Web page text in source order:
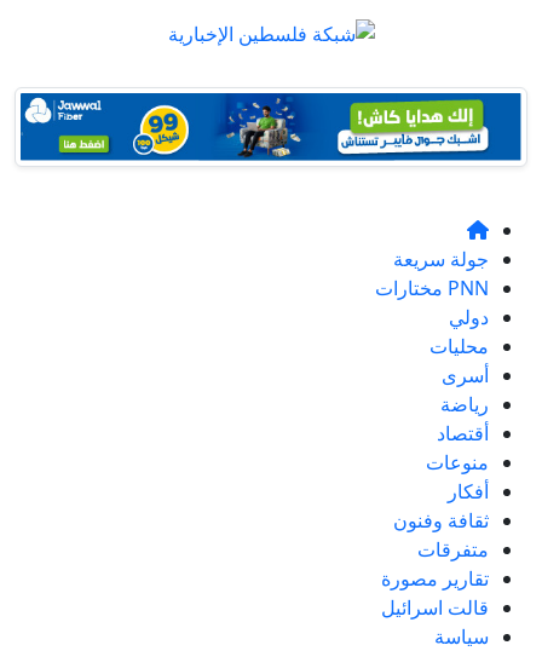
جولة سريعة
PNN مختارات
دولي
محليات
أسرى
رياضة
أقتصاد
منوعات
أفكار
ثقافة وفنون
متفرقات
تقارير مصورة
قالت اسرائيل
سياسة